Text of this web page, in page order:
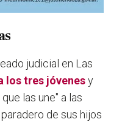
judicial en Las
los tres jóvenesy
las une" a las
de sus hijos